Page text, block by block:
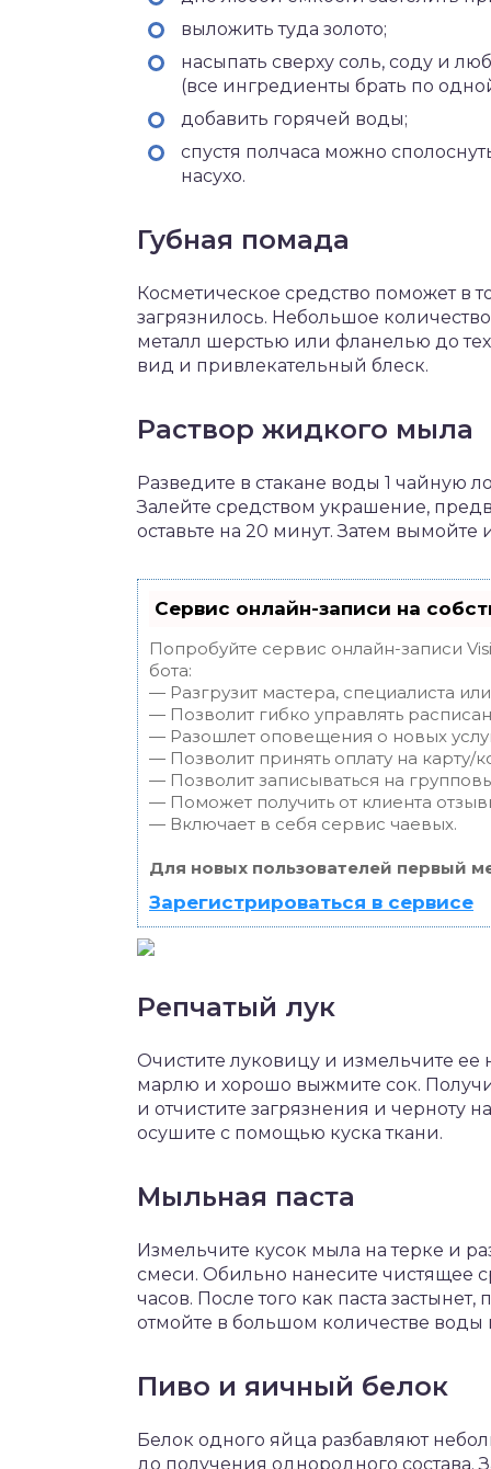
выложить туда золото;
насыпать сверху соль, соду и
(все ингредиенты брать по
добавить горячей воды;
спустя полчаса можно
насухо.
Губная помада
Косметическое средство поможет в
загрязнилось. Небольшое
металл шерстью или фланелью до
вид и привлекательный блеск.
Раствор жидкого мыла
Разведите в стакане воды 1 чайную
Залейте средством украшение,
оставьте на 20 минут. Затем
Сервис онлайн-записи на
Попробуйте сервис онлайн-записи
бота:
— Разгрузит мастера, специалиста
— Позволит гибко управлять
— Разошлет оповещения о новых
— Позволит принять оплату на карту/
— Позволит записываться на
— Поможет получить от клиента
— Включает в себя сервис чаевых.
Для новых пользователей первый
Зарегистрироваться в сервисе
Репчатый лук
Очистите луковицу и измельчите ее
марлю и хорошо выжмите сок.
и отчистите загрязнения и черноту
осушите с помощью куска ткани.
Мыльная паста
Измельчите кусок мыла на терке и
смеси. Обильно нанесите чистящее
часов. После того как паста
отмойте в большом количестве
Пиво и яичный белок
Белок одного яйца разбавляют
до получения однородного состава.